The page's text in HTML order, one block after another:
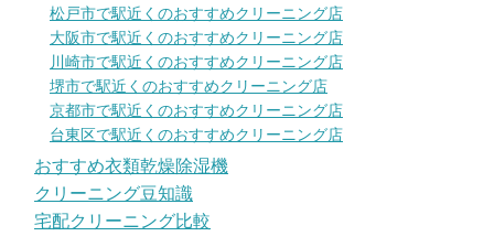
松戸市で駅近くのおすすめクリーニング店
大阪市で駅近くのおすすめクリーニング店
川崎市で駅近くのおすすめクリーニング店
堺市で駅近くのおすすめクリーニング店
京都市で駅近くのおすすめクリーニング店
台東区で駅近くのおすすめクリーニング店
おすすめ衣類乾燥除湿機
クリーニング豆知識
宅配クリーニング比較